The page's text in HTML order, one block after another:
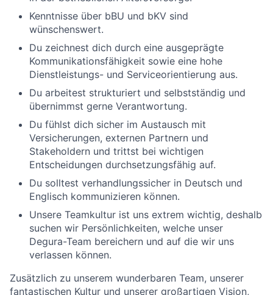
Kenntnisse über bBU und bKV sind
wünschenswert.
Du zeichnest dich durch eine ausgeprägte
Kommunikationsfähigkeit sowie eine hohe
Dienstleistungs- und Serviceorientierung aus.
Du arbeitest strukturiert und selbstständig und
übernimmst gerne Verantwortung.
Du fühlst dich sicher im Austausch mit
Versicherungen, externen Partnern und
Stakeholdern und trittst bei wichtigen
Entscheidungen durchsetzungsfähig auf.
Du solltest verhandlungssicher in Deutsch und
Englisch kommunizieren können.
Unsere Teamkultur ist uns extrem wichtig, deshalb
suchen wir Persönlichkeiten, welche unser
Degura-Team bereichern und auf die wir uns
verlassen können.
Zusätzlich zu unserem wunderbaren Team, unserer
fantastischen Kultur und unserer großartigen Vision,